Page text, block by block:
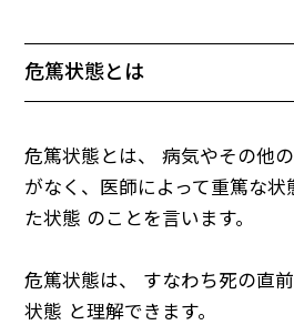
危篤状態とは
危篤状態とは、 病気やその他
がなく、医師によって重篤な
た状態 のことを言います。
危篤状態は、 すなわち死の直
状態 と理解できます。